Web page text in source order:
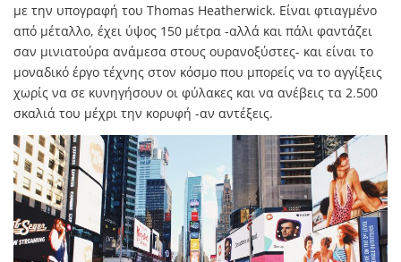
με την υπογραφή του Thomas Heatherwick. Είναι φτιαγμένο
από μέταλλο, έχει ύψος 150 μέτρα -αλλά και πάλι φαντάζει
σαν μινιατούρα ανάμεσα στους ουρανοξύστες- και είναι το
μοναδικό έργο τέχνης στον κόσμο που μπορείς να το αγγίξεις
χωρίς να σε κυνηγήσουν οι φύλακες και να ανέβεις τα 2.500
σκαλιά του μέχρι την κορυφή -αν αντέξεις.